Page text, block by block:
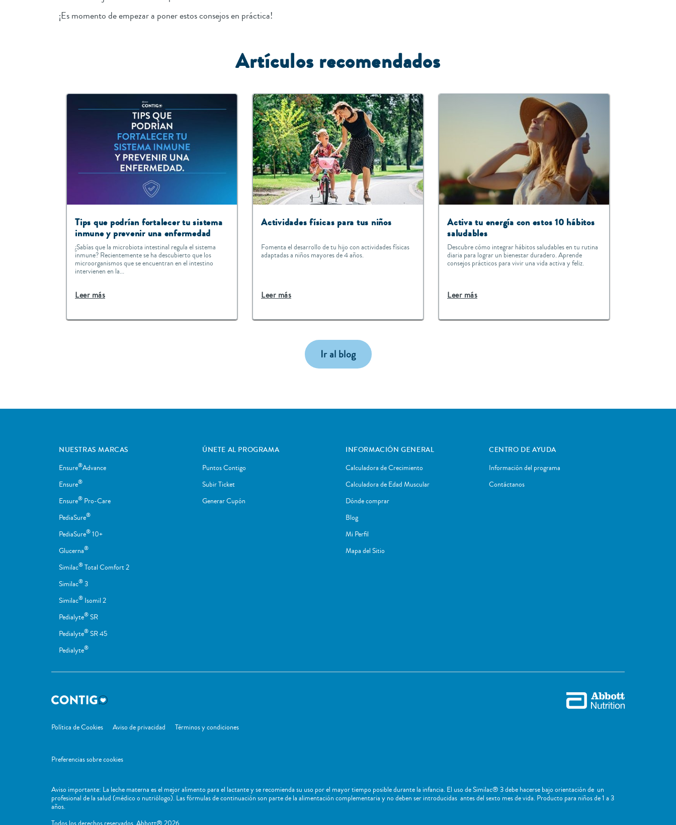
¡Es momento de empezar a poner estos consejos en práctica!
Artículos recomendados
Tips que podrían fortalecer tu sistema
inmune y prevenir una enfermedad
¿Sabías que la microbiota intestinal regula el sistema
inmune? Recientemente se ha descubierto que los
microorganismos que se encuentran en el intestino
intervienen en la...
Leer más
Actividades físicas para tus niños
Fomenta el desarrollo de tu hijo con actividades físicas
adaptadas a niños mayores de 4 años.
Leer más
Activa tu energía con estos 10 hábitos
saludables
Descubre cómo integrar hábitos saludables en tu rutina
diaria para lograr un bienestar duradero. Aprende
consejos prácticos para vivir una vida activa y feliz.
Leer más
Ir al blog
NUESTRAS MARCAS
Ensure®Advance
Ensure®
Ensure® Pro-Care
PediaSure®
PediaSure® 10+
Glucerna®
Similac® Total Comfort 2
Similac® 3
Similac® Isomil 2
Pedialyte® SR
Pedialyte® SR 45
Pedialyte®
ÚNETE AL PROGRAMA
Puntos Contigo
Subir Ticket
Generar Cupón
INFORMACIÓN GENERAL
Calculadora de Crecimiento
Calculadora de Edad Muscular
Dónde comprar
Blog
Mi Perfil
Mapa del Sitio
CENTRO DE AYUDA
Información del programa
Contáctanos
Política de Cookies Aviso de privacidad Términos y condiciones
Preferencias sobre cookies
Aviso importante: La leche materna es el mejor alimento para el lactante y se recomienda su uso por el mayor tiempo posible durante la infancia. El uso de Similac® 3 debe hacerse bajo orientación de un
profesional de la salud (médico o nutriólogo). Las fórmulas de continuación son parte de la alimentación complementaria y no deben ser introducidas antes del sexto mes de vida. Producto para niños de 1 a 3
años.